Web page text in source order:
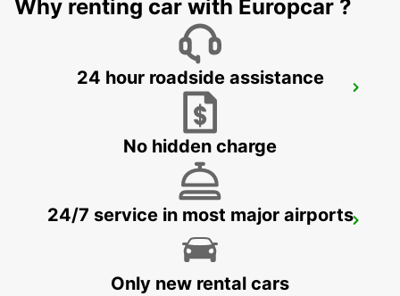
MALTA INTERNATIONAL AIRPORT
Why renting car with Europcar ?
24 hour roadside assistance
No hidden charge
24/7 service in most major airports
Only new rental cars